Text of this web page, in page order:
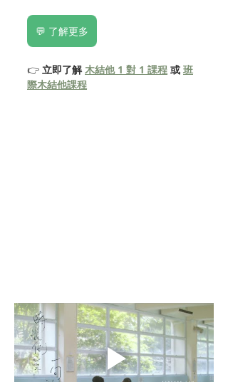
💬 了解更多
👉 立即了解 木結他 1 對 1 課程 或 班
際木結他課程